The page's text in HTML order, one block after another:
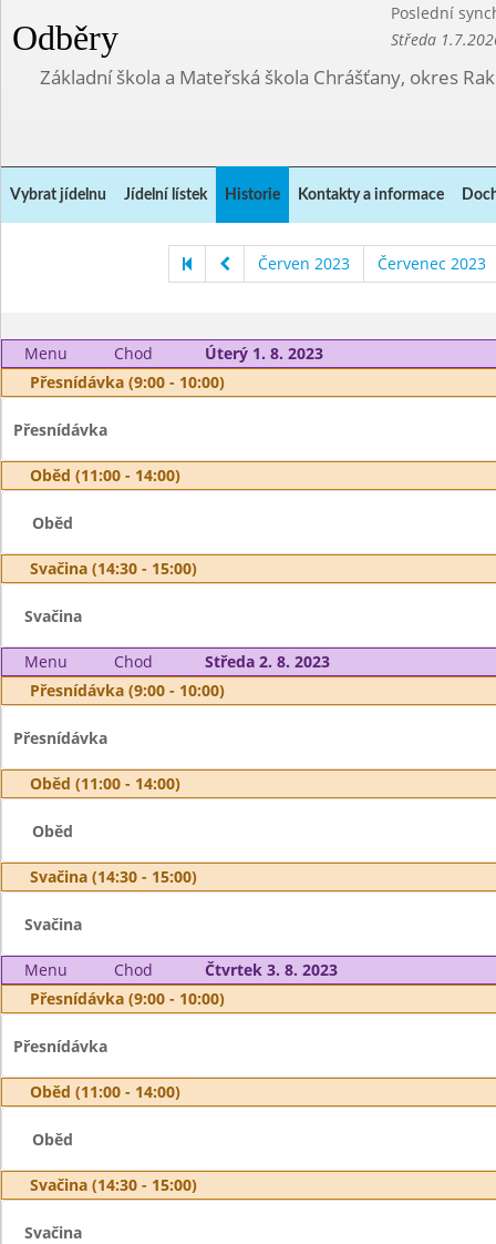
Odběry
Poslední
Středa
Základní škola a Mateřská škola Chrášťany, okres
Vybrat jídelnu Jídelní lístek Historie Kontakty a informace
Červen 2023 Červenec 2023
Menu Chod
Úterý 1. 8. 2023
Přesnídávka (9:00 - 10:00)
Přesnídávka
Oběd (11:00 - 14:00)
Oběd
Svačina (14:30 - 15:00)
Svačina
Menu Chod
Středa 2. 8. 2023
Přesnídávka (9:00 - 10:00)
Přesnídávka
Oběd (11:00 - 14:00)
Oběd
Svačina (14:30 - 15:00)
Svačina
Menu Chod
Čtvrtek 3. 8. 2023
Přesnídávka (9:00 - 10:00)
Přesnídávka
Oběd (11:00 - 14:00)
Oběd
Svačina (14:30 - 15:00)
Svačina